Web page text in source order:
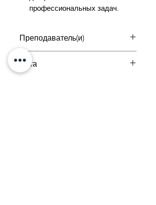
профессиональных задач.
Преподаватель(и)
Нане Матевосян
Дата